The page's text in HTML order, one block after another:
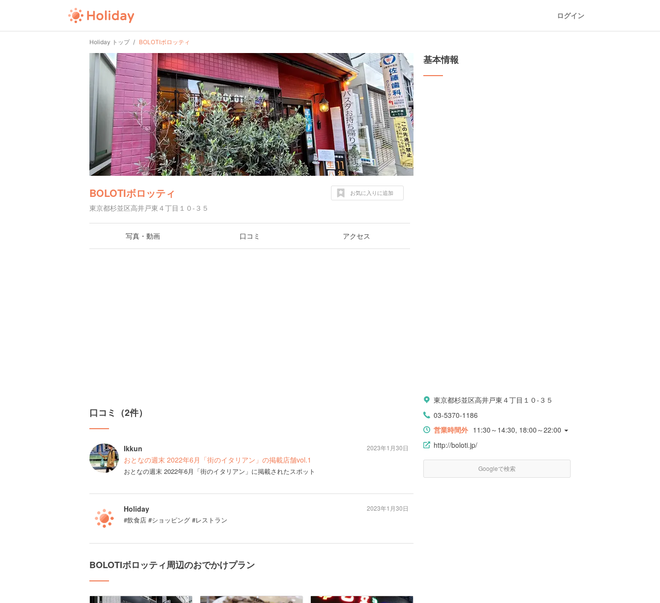
ログイン
Holiday トップ BOLOTIボロッティ
BOLOTIボロッティ
東京都杉並区高井戸東４丁目１０-３５
お気に入りに追加
写真・動画 口コミ アクセス
口コミ（2件）
Ikkun
おとなの週末 2022年6月「街のイタリアン」の掲載店舗vol.1
おとなの週末 2022年6月「街のイタリアン」に掲載されたスポット
2023年1月30日
Holiday
#飲食店 #ショッピング #レストラン
2023年1月30日
BOLOTIボロッティ周辺のおでかけプラン
基本情報
東京都杉並区高井戸東４丁目１０-３５
03-5370-1186
営業時間外 11:30～14:30, 18:00～22:00
http://boloti.jp/
Googleで検索